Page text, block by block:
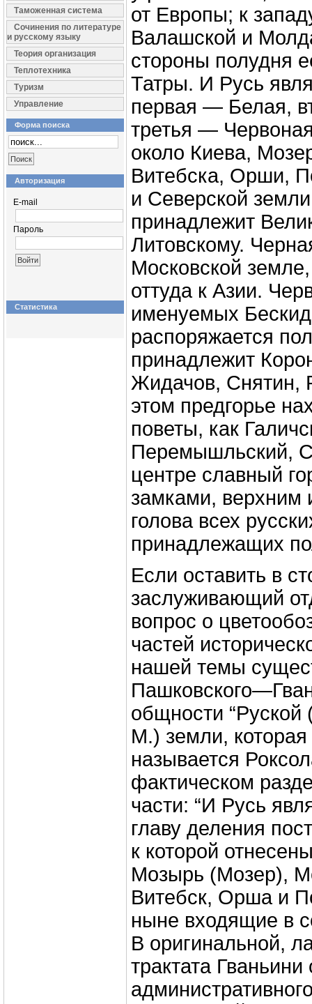
Таможенная система
Сочинения по литературе
и русскому языку
Теория организация
Теплотехника
Туризм
Управление
Форма поиска
Авторизация
E-mail
Пароль
Статистика
от Европы; к
Валашской и
стороны полудня
Татры. И Русь
первая — Белая,
третья —
около Киева,
Витебска, Орши,
и Северской
принадлежит
Литовскому.
Московской
оттуда к Азии.
именуемых
распоряжается
принадлежит
Жидачов, Снятин,
этом предгорье
поветы, как
Перемышльский,
центре славный
замками, верхним
голова всех
принадлежащих
Если оставить в
заслуживающий
вопрос о
частей
нашей темы
общности
М.) земли, которая
называется
фактическом
части: “И Русь
главу деления
к которой
Мозырь (Мозер),
Витебск, Орша и
ныне входящие в
В оригинальной,
трактата Гваньини